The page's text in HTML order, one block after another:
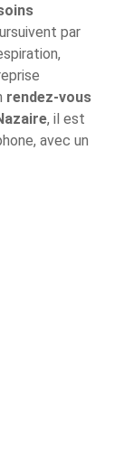
par
rendez-vous
, il est
avec un